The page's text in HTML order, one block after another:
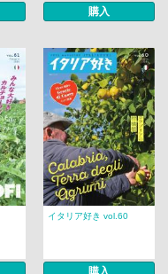
購入
イタリア好き vol.60
購入